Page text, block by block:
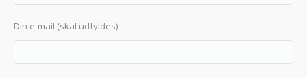
Din e-mail (skal udfyldes)